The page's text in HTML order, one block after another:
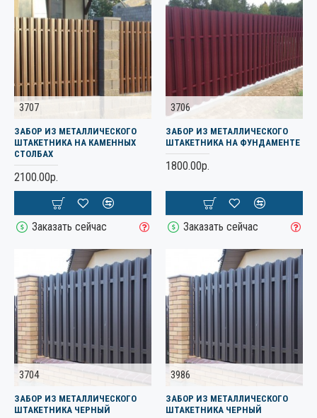
3707
ЗАБОР ИЗ МЕТАЛЛИЧЕСКОГО
ШТАКЕТНИКА НА КАМЕННЫХ
СТОЛБАХ
2100.00р.
Заказать сейчас
3706
ЗАБОР ИЗ МЕТАЛЛИЧЕСКОГО
ШТАКЕТНИКА НА ФУНДАМЕНТЕ
1800.00р.
Заказать сейчас
3704
ЗАБОР ИЗ МЕТАЛЛИЧЕСКОГО
ШТАКЕТНИКА ЧЕРНЫЙ
3986
ЗАБОР ИЗ МЕТАЛЛИЧЕСКОГО
ШТАКЕТНИКА ЧЕРНЫЙ